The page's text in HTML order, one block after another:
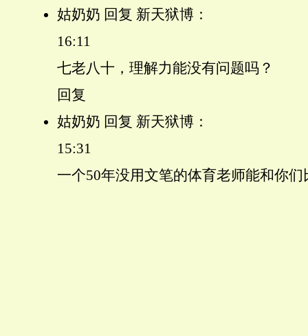
姑奶奶 回复 新天狱博：
16:11
七老八十，理解力能没有问题吗？
回复
姑奶奶 回复 新天狱博：
15:31
一个50年没用文笔的体育老师能和你们